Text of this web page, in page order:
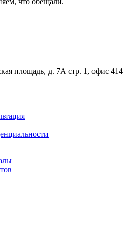
площадь, д. 7А стр. 1, офис 414